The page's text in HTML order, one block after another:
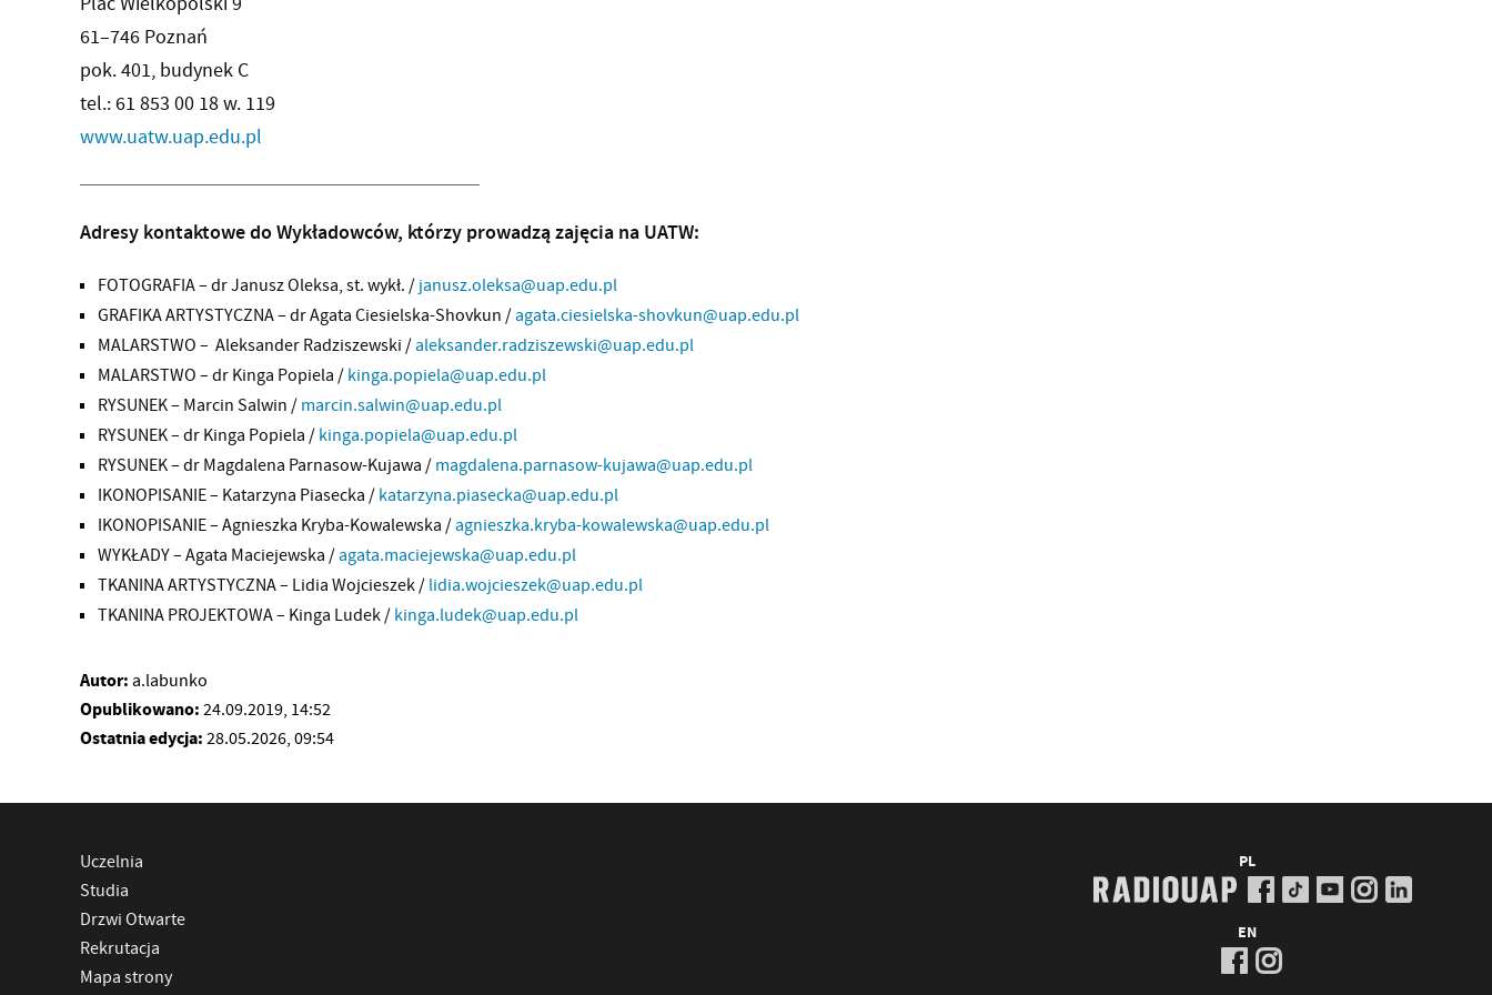
61–746 Poznań
pok. 401, budynek C
tel.: 61 853 00 18 w. 119
www.uatw.uap.edu.pl
Adresy kontaktowe do Wykładowców, którzy prowadzą zajęcia na UATW:
FOTOGRAFIA – dr Janusz Oleksa, st. wykł. /janusz.oleksa@uap.edu.pl
GRAFIKA ARTYSTYCZNA – dr Agata Ciesielska-Shovkun /agata.ciesielska-shovkun@uap.edu.pl
MALARSTWO – Aleksander Radziszewski /aleksander.radziszewski@uap.edu.pl
MALARSTWO – dr Kinga Popiela /kinga.popiela@uap.edu.pl
RYSUNEK – Marcin Salwin /marcin.salwin@uap.edu.pl
RYSUNEK – dr Kinga Popiela /kinga.popiela@uap.edu.pl
RYSUNEK – dr Magdalena Parnasow-Kujawa /magdalena.parnasow-kujawa@uap.edu.pl
IKONOPISANIE – Katarzyna Piasecka /katarzyna.piasecka@uap.edu.pl
IKONOPISANIE – Agnieszka Kryba-Kowalewska /agnieszka.kryba-kowalewska@uap.edu.pl
WYKŁADY – Agata Maciejewska /agata.maciejewska@uap.edu.pl
TKANINA ARTYSTYCZNA – Lidia Wojcieszek /lidia.wojcieszek@uap.edu.pl
TKANINA PROJEKTOWA – Kinga Ludek /kinga.ludek@uap.edu.pl
Autor: a.labunko
Opublikowano: 24.09.2019, 14:52
Ostatnia edycja: 28.05.2026, 09:54
Uczelnia
Studia
Drzwi Otwarte
Rekrutacja
Mapa strony
PL
EN